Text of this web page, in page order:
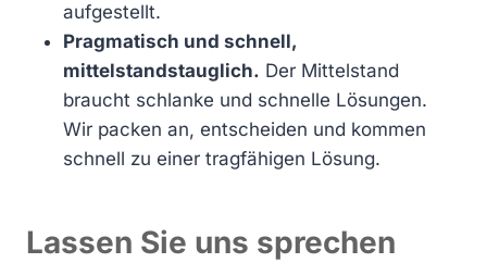
aufgestellt.
Pragmatisch und schnell,
mittelstandstauglich. Der Mittelstand
braucht schlanke und schnelle Lösungen.
Wir packen an, entscheiden und kommen
schnell zu einer tragfähigen Lösung.
Lassen Sie uns sprechen